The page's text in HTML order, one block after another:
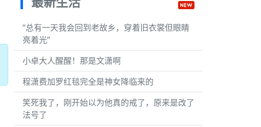
“总有一天我会回到老故乡，穿着旧衣裳但眼睛
亮着光”
小卓大人醒醒！那是文潇啊
程潇费加罗红毯完全是神女降临来的
笑死我了，刚开始以为他真的戒了，原来是改了
法号了